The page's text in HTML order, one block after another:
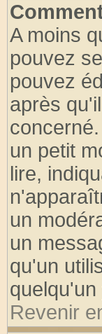
A moins
pouvez
pouvez
après
un petit
lire,
un
un
qu'un
Revenir